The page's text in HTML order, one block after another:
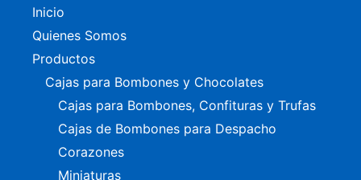
Inicio
Quienes Somos
Productos
Cajas para Bombones y Chocolates
Cajas para Bombones, Confituras y Trufas
Cajas de Bombones para Despacho
Corazones
Miniaturas